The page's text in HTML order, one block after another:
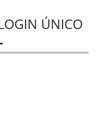
ÚNICO